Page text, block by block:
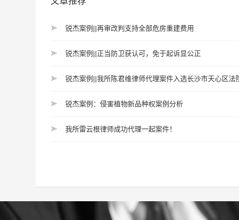
锐杰案例||再审改判支持全部危房重建费用
锐杰案例||正当防卫获认可，免于起诉显公正
锐杰案例||我所陈君维律师代理案件入选长沙市天心区法
锐杰案例：侵害植物新品种权案例分析
我所雷云根律师成功代理一起案件！